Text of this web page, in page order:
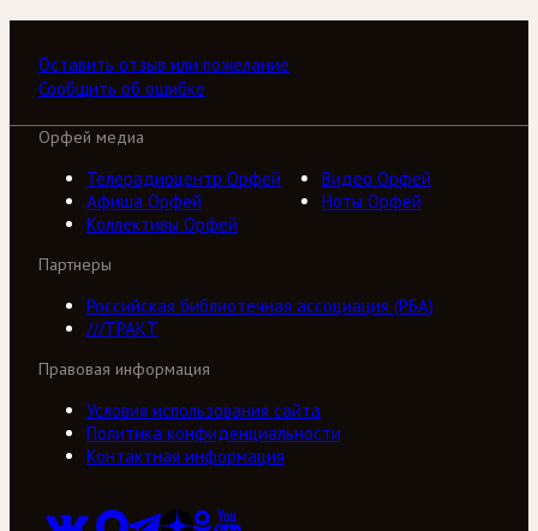
Оставить отзыв или пожелание
Сообщить об ошибке
Орфей медиа
Телерадиоцентр Орфей
Видео Орфей
Афиша Орфей
Ноты Орфей
Коллективы Орфей
Партнеры
Российская библиотечная ассоциация (РБА)
///ТРАКТ
Правовая информация
Условия использования сайта
Политика конфиденциальности
Контактная информация